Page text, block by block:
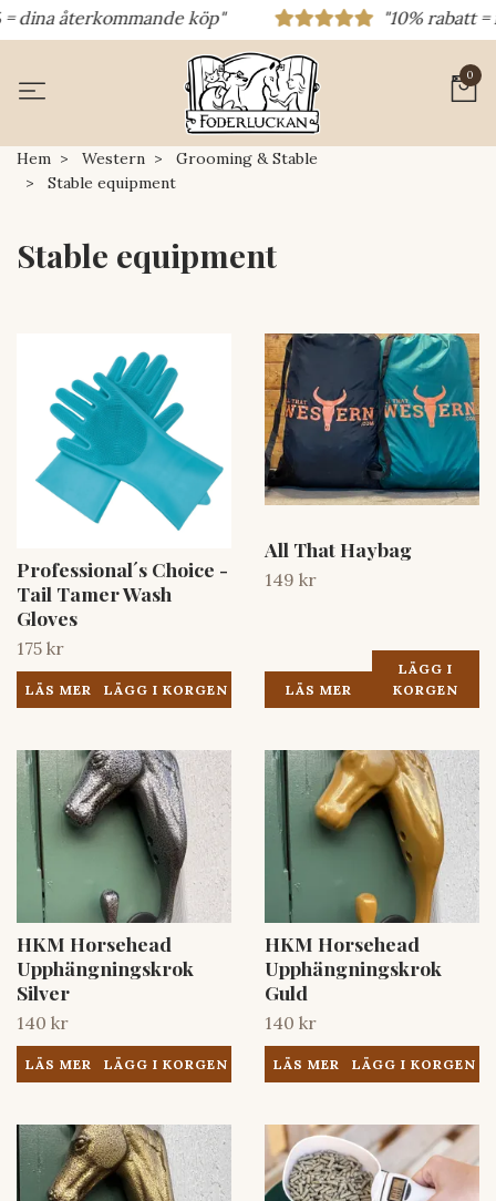
återkommande köp" "10% rabatt =
0
Hem Western
Grooming & Stable
Stable equipment
Stable equipment
Professional´s Choice -
Tail Tamer Wash
Gloves
175 kr
LÄS MER
All That Haybag
149 kr
LÄS MER
LÄGG I
KORGEN
HKM Horsehead
Upphängningskrok
Silver
140 kr
LÄS MER
HKM Horsehead
Upphängningskrok
Guld
140 kr
LÄS MER